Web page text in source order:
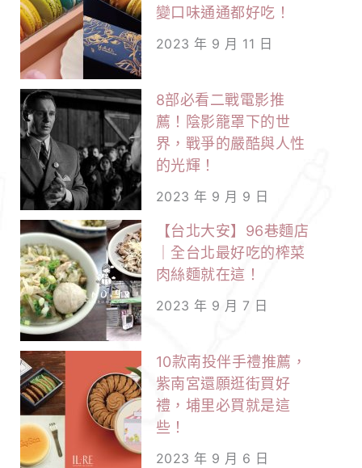
變口味通通都好吃！
2023 年 9 月 11 日
8部必看二戰電影推
薦！陰影籠罩下的世
界，戰爭的嚴酷與人性
的光輝！
2023 年 9 月 9 日
【台北大安】96巷麵店
｜全台北最好吃的榨菜
肉絲麵就在這！
2023 年 9 月 7 日
10款南投伴手禮推薦，
紫南宮還願逛街買好
禮，埔里必買就是這
些！
2023 年 9 月 6 日